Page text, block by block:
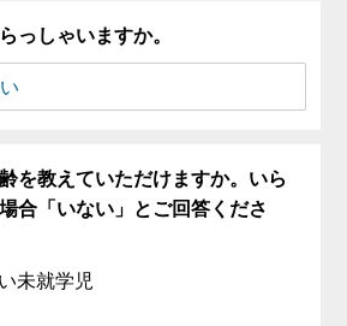
っしゃいますか。
を教えていただけますか。いら
合「いない」とご回答くださ
未就学児